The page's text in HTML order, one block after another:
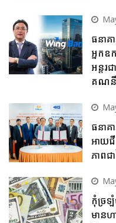
ធនាគ
អ្នកឧ
អន្តរ
គណនី
ធនា
អាយជី
ភាពជ
កុំច្រឡំ
មានហ